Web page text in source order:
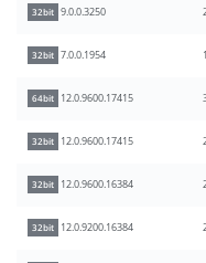
32bit 9.0.0.3250
32bit 7.0.0.1954
64bit 12.0.9600.17415
32bit 12.0.9600.17415
32bit 12.0.9600.16384
32bit 12.0.9200.16384